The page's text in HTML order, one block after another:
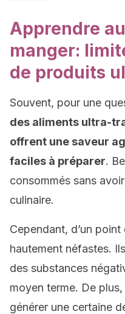
Apprendre
manger:
de produits
Souvent, pour une
des aliments ultra-
offrent une saveur
faciles à préparer.
consommés sans
culinaire.
Cependant, d’un
hautement néfastes.
des substances
moyen terme. De
générer une certaine